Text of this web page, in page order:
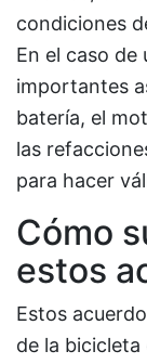
condiciones
En el caso de
importantes
batería, el
las
para hacer
Cómo
estos
Estos
de la bicicleta